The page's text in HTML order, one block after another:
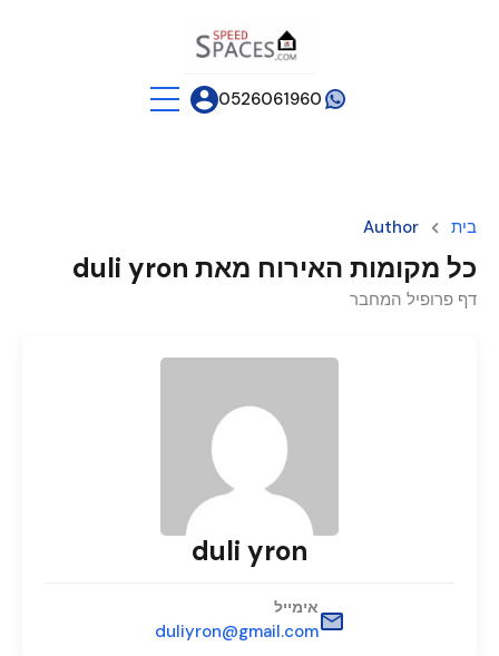
0526061960
בית Author
כל מקומות האירוח מאת duli yron
דף פרופיל המחבר
duli yron
אימייל
duliyron@gmail.com